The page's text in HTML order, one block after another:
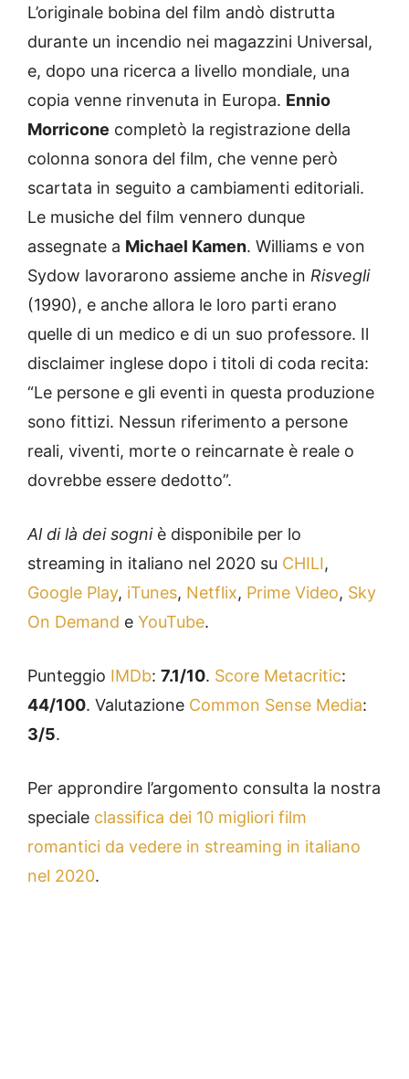
L’originale bobina del film andò distrutta
durante un incendio nei magazzini Universal,
e, dopo una ricerca a livello mondiale, una
copia venne rinvenuta in Europa. Ennio
Morricone completò la registrazione della
colonna sonora del film, che venne però
scartata in seguito a cambiamenti editoriali.
Le musiche del film vennero dunque
assegnate a Michael Kamen. Williams e von
Sydow lavorarono assieme anche in Risvegli
(1990), e anche allora le loro parti erano
quelle di un medico e di un suo professore. Il
disclaimer inglese dopo i titoli di coda recita:
“Le persone e gli eventi in questa produzione
sono fittizi. Nessun riferimento a persone
reali, viventi, morte o reincarnate è reale o
dovrebbe essere dedotto”.
Al di là dei sogniè disponibile per lo
streaming in italiano nel 2020 su CHILI,
Google Play, iTunes, Netflix, Prime Video, Sky
On Demand e YouTube.
Punteggio IMDb: 7.1/10. Score Metacritic:
44/100. Valutazione Common Sense Media:
3/5.
Per approndire l’argomento consulta la nostra
speciale classifica dei 10 migliori film
romantici da vedere in streaming in italiano
nel 2020.